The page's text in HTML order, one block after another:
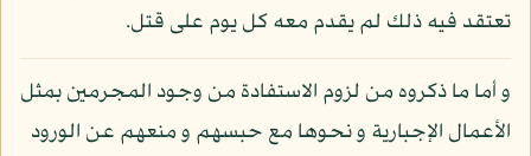
تعتقد فيه ذلك لم يقدم معه كل يوم على قتل.
و أما ما ذكروه من لزوم الاستفادة من وجود المجرمين بمثل
الأعمال الإجبارية و نحوها مع حبسهم و منعهم عن الورود